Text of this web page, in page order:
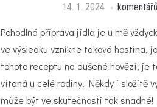
14. 1. 2024 komentářů
Pohodlná příprava jídla je u mě
ve výsledku vznikne taková hostina,
tohoto receptu na dušené hovězí, je
vítaná u celé rodiny. Někdy i složitě
může být ve skutečnosti tak snadné!